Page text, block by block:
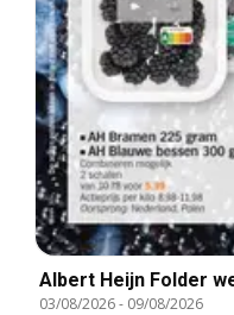
Albert Heijn Folder
03/08/2026- 09/08/2026